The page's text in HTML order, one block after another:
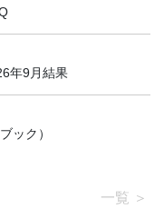
年9月結果
ック）
一覧